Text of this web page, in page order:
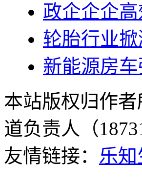
政企企企
轮胎行业
新能源房
本站版权归作
道负责人（
友情链接： 乐